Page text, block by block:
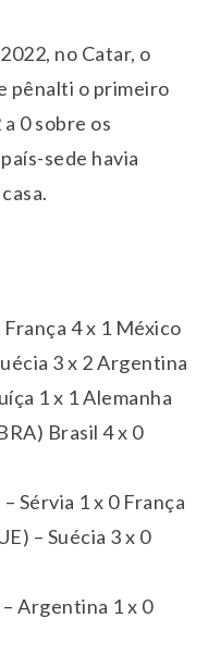
no Catar, o
pênalti o primeiro
0 sobre os
sede havia
4 x 1 México
3 x 2 Argentina
1 x 1 Alemanha
Brasil 4 x 0
Sérvia 1 x 0 França
– Suécia 3 x 0
Argentina 1 x 0